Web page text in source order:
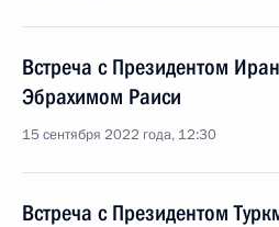
Встреча с Президентом
Эбрахимом Раиси
15 сентября 2022 года, 12:30
Встреча с Президентом